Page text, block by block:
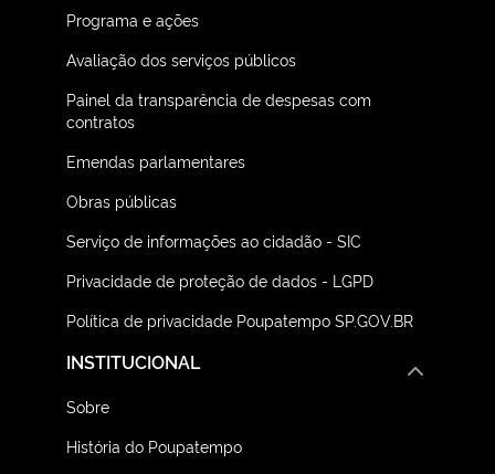
Programa e ações
Avaliação dos serviços públicos
Painel da transparência de despesas com
contratos
Emendas parlamentares
Obras públicas
Serviço de informações ao cidadão - SIC
Privacidade de proteção de dados - LGPD
Política de privacidade Poupatempo SP.GOV.BR
INSTITUCIONAL
Sobre
História do Poupatempo